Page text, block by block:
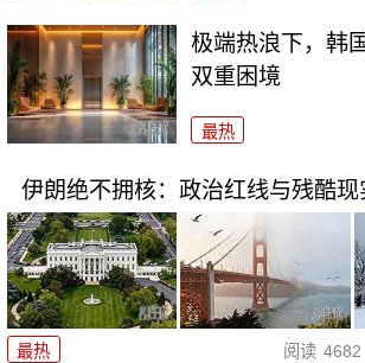
极端热浪下，韩
双重困境
最热
伊朗绝不拥核：政治红线与残酷现
最热 阅读 4682